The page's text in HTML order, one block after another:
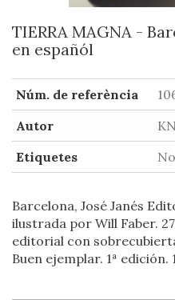
TIERRA MAGNA -
en españól
Núm. de referència
Autor
Etiquetes
Barcelona, José Janés
ilustrada por Will Faber.
editorial con
Buen ejemplar. 1ª edición.